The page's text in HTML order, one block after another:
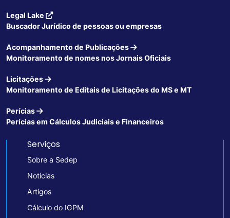
Legal Lake
Buscador Jurídico de pessoas ou empresas
Acompanhamento de Publicações
Monitoramento de nomes nos Jornais Oficiais
Licitações
Monitoramento de Editais de Licitações do MS e MT
Perícias
Perícias em Cálculos Judiciais e Financeiros
Serviços
Sobre a Sedep
Notícias
Artigos
Cálculo do IGPM